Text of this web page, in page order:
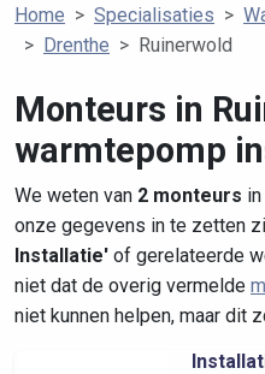
Home Specialisaties
Drenthe
Ruinerwold
Monteurs in
warmtepomp
We weten van 2 monteurs
onze gegevens in te zetten
Installatie' of gerelateerde
niet dat de overig vermelde
niet kunnen helpen, maar dit